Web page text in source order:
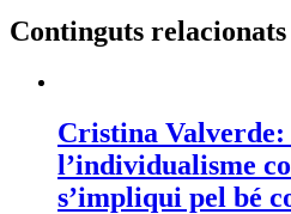
Continguts relacionats
Cristina Valverde:
l’individualisme
s’impliqui pel bé